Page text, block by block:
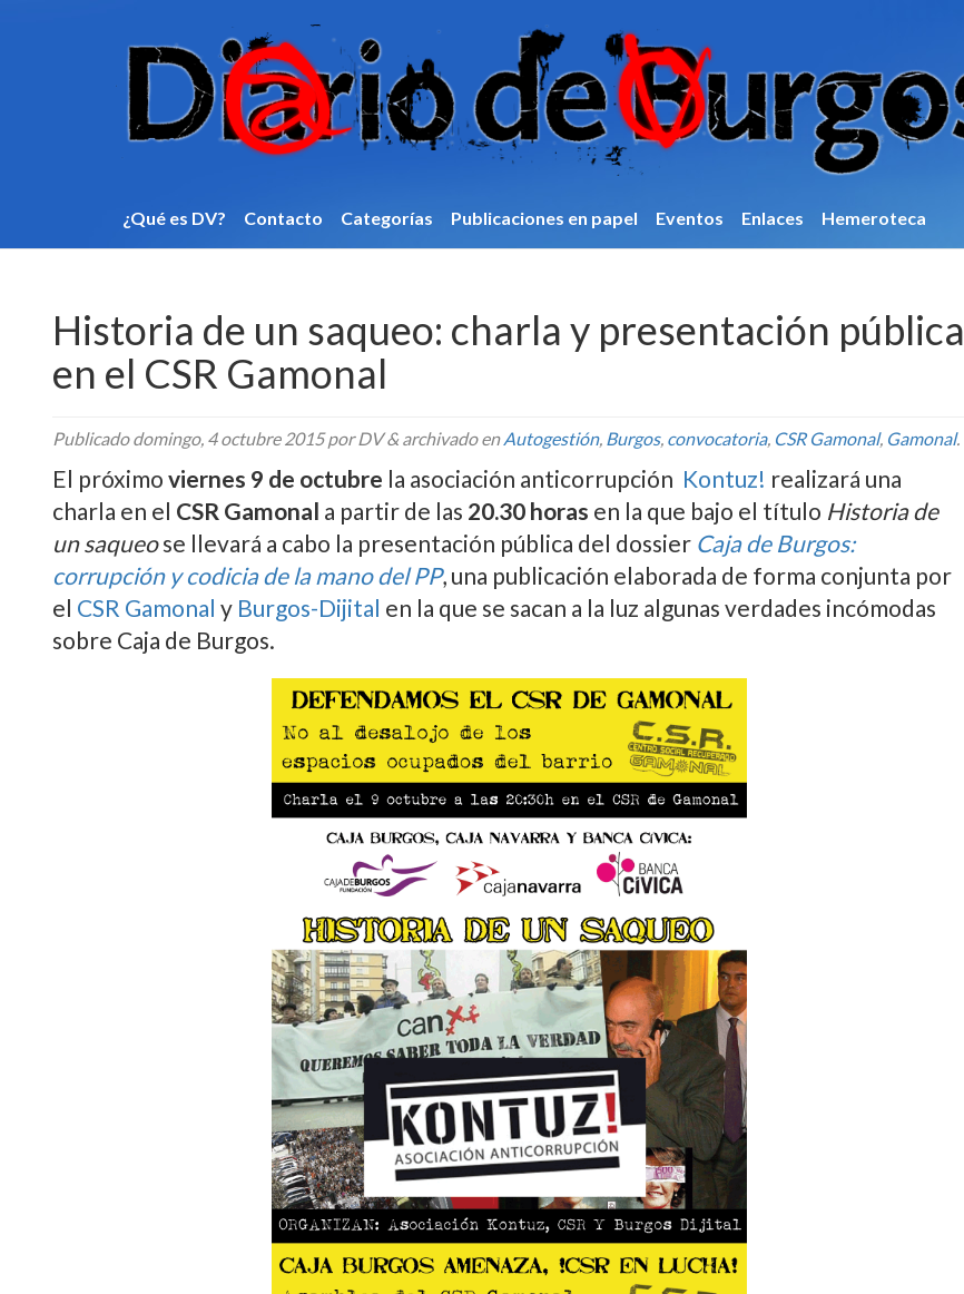
¿Qué es DV? Contacto Categorí­as Publicaciones en papel Eventos Enlaces Hemeroteca
Historia de un saqueo: charla y presentación pública
en el CSR Gamonal
Publicadodomingo, 4 octubre 2015por DV&archivado enAutogestión, Burgos, convocatoria, CSR Gamonal, Gamonal.
El próximo viernes 9 de octubre la asociación anticorrupción Kontuz! realizará una
charla en el CSR Gamonal a partir de las 20.30 horas en la que bajo el tí­tulo Historia de
un saqueose llevará a cabo la presentación pública del dossier Caja de Burgos:
corrupción y codicia de la mano del PP, una publicación elaborada de forma conjunta por
el CSR Gamonal y Burgos-Dijital en la que se sacan a la luz algunas verdades incómodas
sobre Caja de Burgos.